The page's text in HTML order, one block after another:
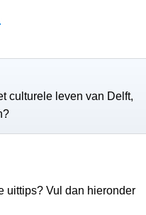
culturele leven van Delft,
uittips? Vul dan hieronder